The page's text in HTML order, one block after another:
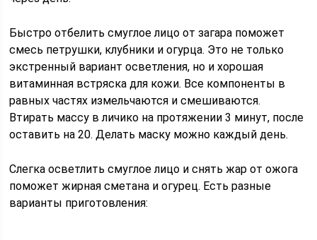
Быстро отбелить смуглое лицо от загара поможет
смесь петрушки, клубники и огурца. Это не только
экстренный вариант осветления, но и хорошая
витаминная встряска для кожи. Все компоненты в
равных частях измельчаются и смешиваются.
Втирать массу в личико на протяжении 3 минут, после
оставить на 20. Делать маску можно каждый день.
Слегка осветлить смуглое лицо и снять жар от ожога
поможет жирная сметана и огурец. Есть разные
варианты приготовления: